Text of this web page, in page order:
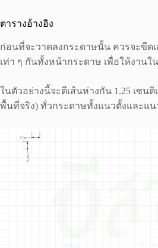
ตารางอ้างอิง
ก่อนที่จะวาดลงกระดาษนั้น ควรจะขีด
เท่า ๆ กันทั้งหน้ากระดาษ เพื่อให้งาน
ในตัวอย่างนี้จะตีเส้นห่างกัน 1.25 เซนติ
พื้นที่จริง) ทั่วกระดาษทั้งแนวตั้งและแ